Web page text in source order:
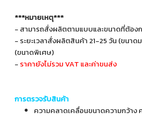
***หมายเหตุ***
- สามารถสั่งผลิตตามแบบและขนาดที่ต้อง
- ระยะเวลาสั่งผลิตสินค้า 21-25 วัน (ขนา
(ขนาดพิเศษ)
- ราคายังไม่รวม VAT และค่าขนส่ง
การตรวจรับสินค้า
ความคลาดเคลื่อนขนาดความกว้าง